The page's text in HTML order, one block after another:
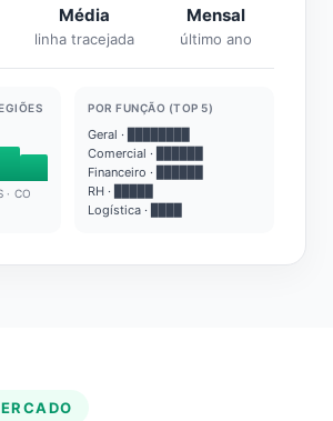
Média
linha tracejada
Mensal
último ano
· CO
POR FUNÇÃO (TOP 5)
Geral · ████████
Comercial · ██████
Financeiro · ██████
RH · █████
Logística · ████